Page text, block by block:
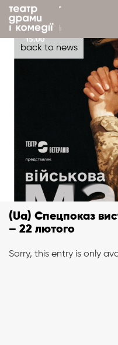
back to news
(Ua) Спецпоказ
– 22 лютого
Sorry, this entry is only